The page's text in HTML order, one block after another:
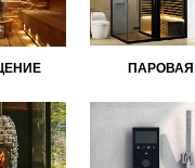
ПАРОВАЯ